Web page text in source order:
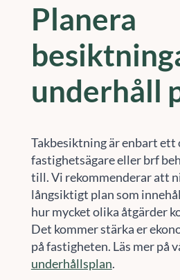
Planera
underhåll
Takbesiktning är enbart ett
fastighetsägare eller brf
till. Vi rekommenderar att
långsiktigt plan som
hur mycket olika åtgärder
Det kommer stärka er
på fastigheten. Läs mer på
underhållsplan.